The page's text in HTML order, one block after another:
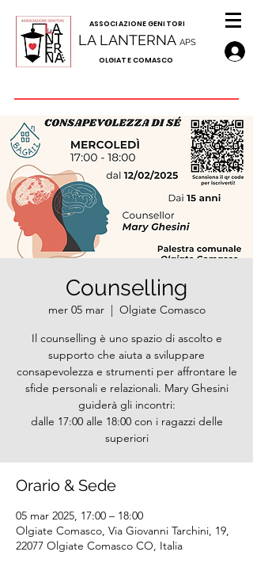
LA LANTERNA APS
ASSOCIAZIONE GENITORI
OLGIATE COMASCO
Counselling
mer 05 mar
  |
Olgiate Comasco
Il counselling è uno spazio di ascolto e
supporto che aiuta a sviluppare
consapevolezza e strumenti per affrontare le
sfide personali e relazionali. Mary Ghesini
guiderà gli incontri:
dalle 17:00 alle 18:00 con i ragazzi delle
superiori
Orario & Sede
05 mar 2025, 17:00 – 18:00
Olgiate Comasco, Via Giovanni Tarchini, 19,
22077 Olgiate Comasco CO, Italia